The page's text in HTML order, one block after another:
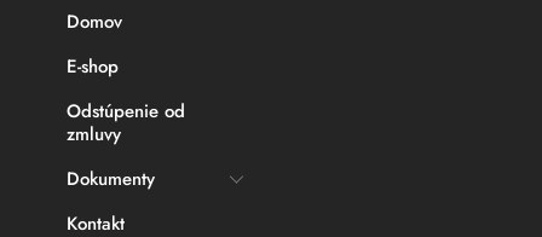
Domov
E-shop
Odstúpenie od
zmluvy
Dokumenty
Kontakt